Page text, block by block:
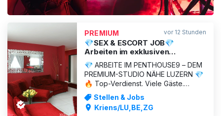
PREMIUM vor 12 Stunden
💎SEX & ESCORT JOB💎
Arbeiten im exklusiven
Penthouse9 Luzern🚀TOP🚀
💎 ARBEITE IM PENTHOUSE9 – DEM
PREMIUM-STUDIO NÄHE LUZERN 💎
🔥 Top-Verdienst. Viele Gäste.
Exklusives Ambiente. 🔥 Du bist
mindestens 18 Jahre alt, gepflegt,
sympathisch und möchtest in einem
Stellen & Jobs
Kriens/LU,BE,ZG